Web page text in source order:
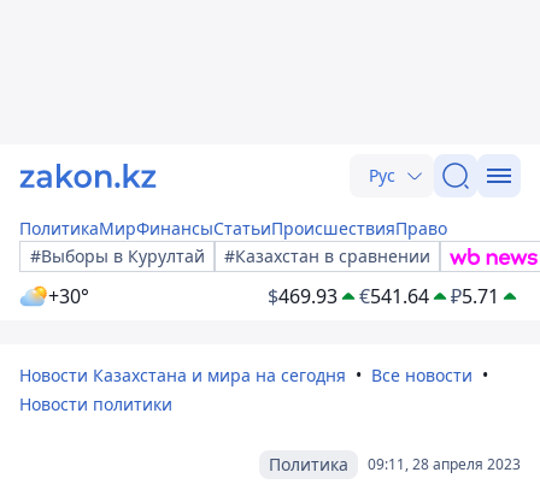
Рус
ПолитикаМирФинансыСтатьиПроисшествияПраво
#Выборы в Курултай
#Казахстан в сравнении
+30° $469.93 €541.64 ₽5.71
Новости Казахстана и мира на сегодня
Все новости
Новости политики
09:11, 28 апреля 2023
Политика